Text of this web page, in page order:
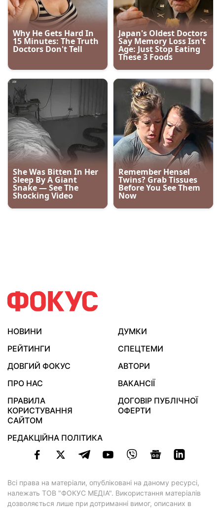
НОВИНИ
ДУМКИ
РЕЙТИНГИ
СПЕЦТЕМИ
ДОВГИЙ ФОКУС
АВТОРИ
ПРО НАС
ВАКАНСІЇ
ПРАВИЛА
КОРИСТУВАННЯ
САЙТОМ
ДОГОВІР ПУБЛІЧНОЇ
ОФЕРТИ
РЕДАКЦІЙНА ПОЛІТИКА
Всі права на матеріали, опубліковані на даному ресурсі,
належать ТОВ "ФОКУС МЕДІА". Використання матеріалів
дозволяється лише при дотриманні вимог, описаних в